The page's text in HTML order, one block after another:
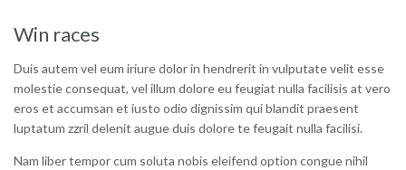
Win races
Duis autem vel eum iriure dolor in hendrerit in vulputate velit esse
molestie consequat, vel illum dolore eu feugiat nulla facilisis at vero
eros et accumsan et iusto odio dignissim qui blandit praesent
luptatum zzril delenit augue duis dolore te feugait nulla facilisi.
Nam liber tempor cum soluta nobis eleifend option congue nihil